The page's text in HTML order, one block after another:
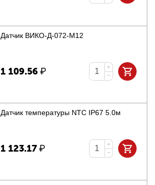
Датчик ВИКО-Д-072-М12
1 109.56₽
+
−
Датчик температуры NTC IP67 5.0м
1 123.17₽
+
−